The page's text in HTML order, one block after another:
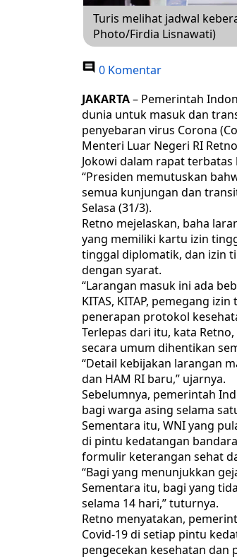
Turis melihat jadwal
Photo/Firdia Lisnawati)
0 Komentar
JAKARTA– Pemerintah
dunia untuk masuk dan
penyebaran virus Corona
Menteri Luar Negeri RI
Jokowi dalam rapat
“Presiden memutuskan
semua kunjungan dan
Selasa (31/3).
Retno mejelaskan, baha
yang memiliki kartu izin
tinggal diplomatik, dan izin
dengan syarat.
“Larangan masuk ini ada
KITAS, KITAP, pemegang
penerapan protokol
Terlepas dari itu, kata
secara umum dihentikan
“Detail kebijakan larangan
dan HAM RI baru,” ujarnya.
Sebelumnya, pemerintah
bagi warga asing selama
Sementara itu, WNI yang
di pintu kedatangan
formulir keterangan sehat
“Bagi yang menunjukkan
Sementara itu, bagi yang
selama 14 hari,” tuturnya.
Retno menyatakan,
Covid-19 di setiap pintu
pengecekan kesehatan dan